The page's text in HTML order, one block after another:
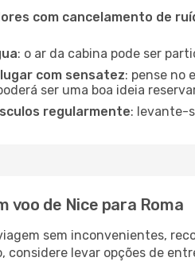
com cancelamento de
: o ar da cabina pode ser
com sensatez: pense no
ser uma boa ideia
regularmente: levante-
voo de Nice para Roma
sem inconvenientes,
considere levar opções de